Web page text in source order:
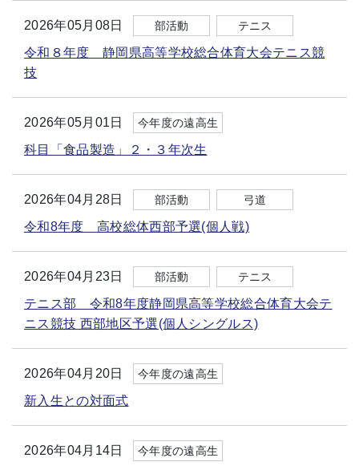
2026年05月08日 部活動 テニス
令和８年度 静岡県高等学校総合体育大会テニス競
技
2026年05月01日 今年度の遠高生
科目「食品製造」２・３年次生
2026年04月28日 部活動 弓道
令和8年度 高校総体西部予選(個人戦)
2026年04月23日 部活動 テニス
テニス部 令和8年度静岡県高等学校総合体育大会テ
ニス競技 西部地区予選(個人シングルス)
2026年04月20日 今年度の遠高生
新入生との対面式
2026年04月14日 今年度の遠高生